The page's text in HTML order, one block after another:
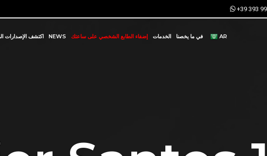
+39 393
اكتشف الإصدارات NEWS إضفاء الطابع الشخصي على ساعتك الخدمات في ما يخصنا AR